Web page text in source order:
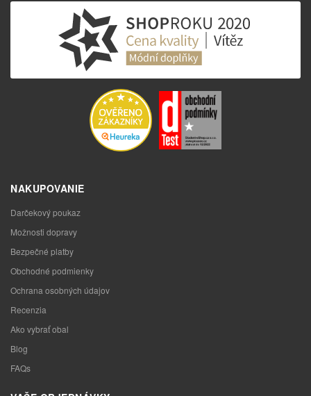
NAKUPOVANIE
Darčekový poukaz
Možnosti dopravy
Bezpečné platby
Obchodné podmienky
Ochrana osobných údajov
Recenzia
Ako vybrať obal
Blog
FAQs